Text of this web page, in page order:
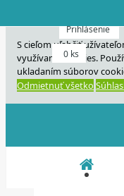
S cieľom uľahčiť
využívame cookies.
ukladaním súborov
Odmietnuť všetko
Prihlásenie
0 ks